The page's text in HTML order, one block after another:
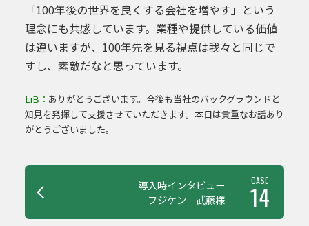
「100年後の世界を良くする会社を増やす」という
理念にも共感しています。業種や提供している価値
は違いますが、100年先を見る視点は我々と同じで
すし、素敵だなと思っています。
LiB： ありがとうございます。今後も当社のバックグラウンドと
知見を発揮して支援させていただきます。本日は貴重なお話あり
がとうございました。
前
記
CASE
14
導入時インタビュー
フジケン 武藤様